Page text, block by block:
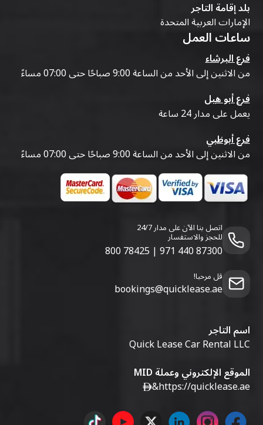
بلد إقامة التاجر
الإمارات العربية المتحدة
ساعات العمل
فرع البرشاء
من الاثنين إلى الأحد من الساعة 9:00 صباحًا حتى 07:00 مساءً
فرع أبو هيل
يعمل على مدار 24 ساعة
فرع أبوظبي
من الاثنين إلى الأحد من الساعة 9:00 صباحًا حتى 07:00 مساءً
اتصل بنا الآن على مدار 24/7
للحجز والاستفسار
800 78425 | 971 440 87300
قل مرحبا!
bookings@quicklease.ae
اسم التاجر
Quick Lease Car Rental LLC
الموقع الإلكتروني وعملة MID
https://quicklease.ae
&